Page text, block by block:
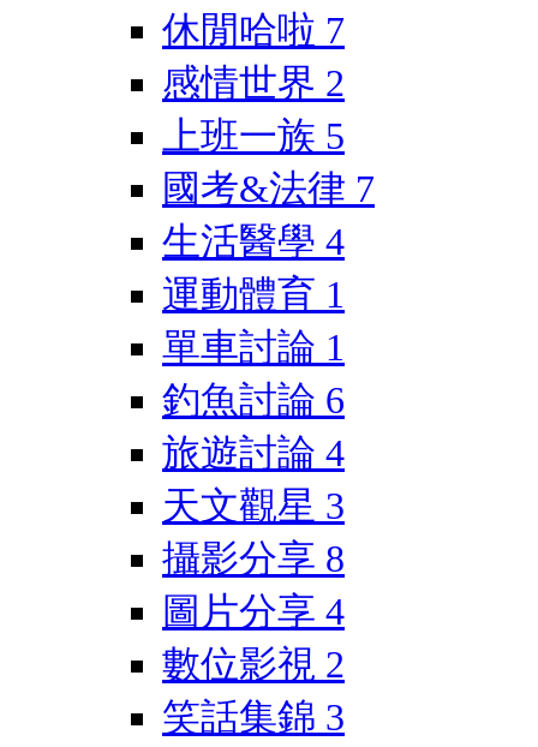
休閒哈啦 7
感情世界 2
上班一族 5
國考&法律 7
生活醫學 4
運動體育 1
單車討論 1
釣魚討論 6
旅遊討論 4
天文觀星 3
攝影分享 8
圖片分享 4
數位影視 2
笑話集錦 3